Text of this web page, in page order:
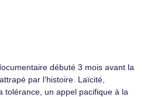
débuté 3 mois avant la
par l’histoire. Laïcité,
tolérance, un appel pacifique à la